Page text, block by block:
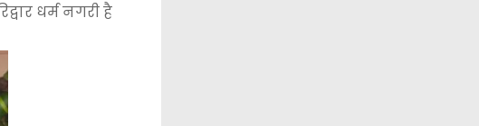
धर्म नगरी है